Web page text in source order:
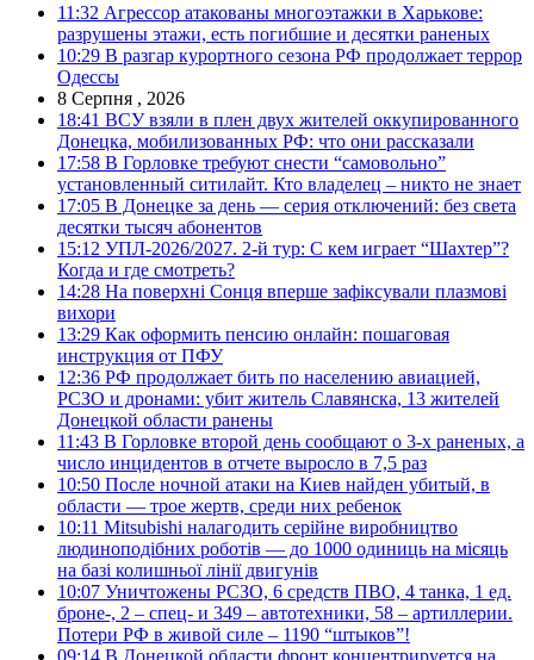
11:32 Агрессор атакованы многоэтажки в Харькове:
разрушены этажи, есть погибшие и десятки раненых
10:29 В разгар курортного сезона РФ продолжает террор
Одессы
8 Серпня , 2026
18:41 ВСУ взяли в плен двух жителей оккупированного
Донецка, мобилизованных РФ: что они рассказали
17:58 В Горловке требуют снести “самовольно”
установленный ситилайт. Кто владелец – никто не знает
17:05 В Донецке за день — серия отключений: без света
десятки тысяч абонентов
15:12 УПЛ-2026/2027. 2-й тур: С кем играет “Шахтер”?
Когда и где смотреть?
14:28 На поверхні Сонця вперше зафіксували плазмові
вихори
13:29 Как оформить пенсию онлайн: пошаговая
инструкция от ПФУ
12:36 РФ продолжает бить по населению авиацией,
РСЗО и дронами: убит житель Славянска, 13 жителей
Донецкой области ранены
11:43 В Горловке второй день сообщают о 3-х раненых, а
число инцидентов в отчете выросло в 7,5 раз
10:50 После ночной атаки на Киев найден убитый, в
области — трое жертв, среди них ребенок
10:11 Mitsubishi налагодить серійне виробництво
людиноподібних роботів — до 1000 одиниць на місяць
на базі колишньої лінії двигунів
10:07 Уничтожены РСЗО, 6 средств ПВО, 4 танка, 1 ед.
броне-, 2 – спец- и 349 – автотехники, 58 – артиллерии.
Потери РФ в живой силе – 1190 “штыков”!
09:14 В Донецкой области фронт концентрируется на